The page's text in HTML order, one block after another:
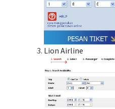
Lion Airline